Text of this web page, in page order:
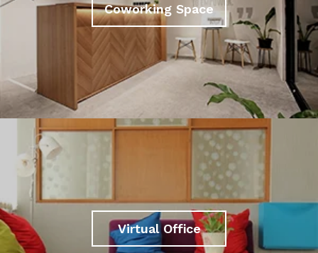
Coworking Space
Virtual Office